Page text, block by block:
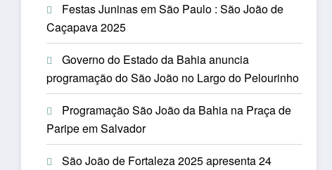
Festas Juninas em São Paulo : São João de
Caçapava 2025
Governo do Estado da Bahia anuncia
programação do São João no Largo do Pelourinho
Programação São João da Bahia na Praça de
Paripe em Salvador
São João de Fortaleza 2025 apresenta 24